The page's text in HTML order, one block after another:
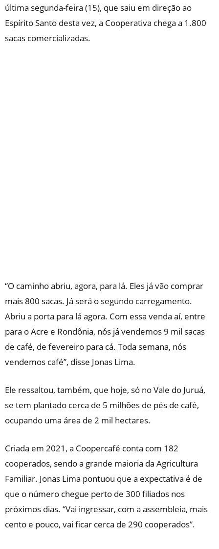
última segunda-feira (15), que saiu em direção ao
Espírito Santo desta vez, a Cooperativa chega a 1.800
sacas comercializadas.
“O caminho abriu, agora, para lá. Eles já vão comprar
mais 800 sacas. Já será o segundo carregamento.
Abriu a porta para lá agora. Com essa venda aí, entre
para o Acre e Rondônia, nós já vendemos 9 mil sacas
de café, de fevereiro para cá. Toda semana, nós
vendemos café”, disse Jonas Lima.
Ele ressaltou, também, que hoje, só no Vale do Juruá,
se tem plantado cerca de 5 milhões de pés de café,
ocupando uma área de 2 mil hectares.
Criada em 2021, a Coopercafé conta com 182
cooperados, sendo a grande maioria da Agricultura
Familiar. Jonas Lima pontuou que a expectativa é de
que o número chegue perto de 300 filiados nos
próximos dias. “Vai ingressar, com a assembleia, mais
cento e pouco, vai ficar cerca de 290 cooperados”.